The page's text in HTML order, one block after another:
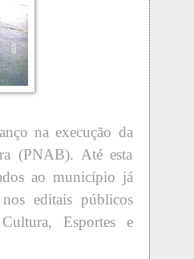
na execução da
(PNAB). Até esta
ao município já
editais públicos
Esportes e